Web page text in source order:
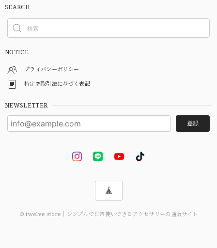
SEARCH
NOTICE
プライバシーポリシー
特定商取引法に基づく表記
NEWSLETTER
登録
© twelve store｜シンプルで日常使いできるアクセサリーの通販サイト